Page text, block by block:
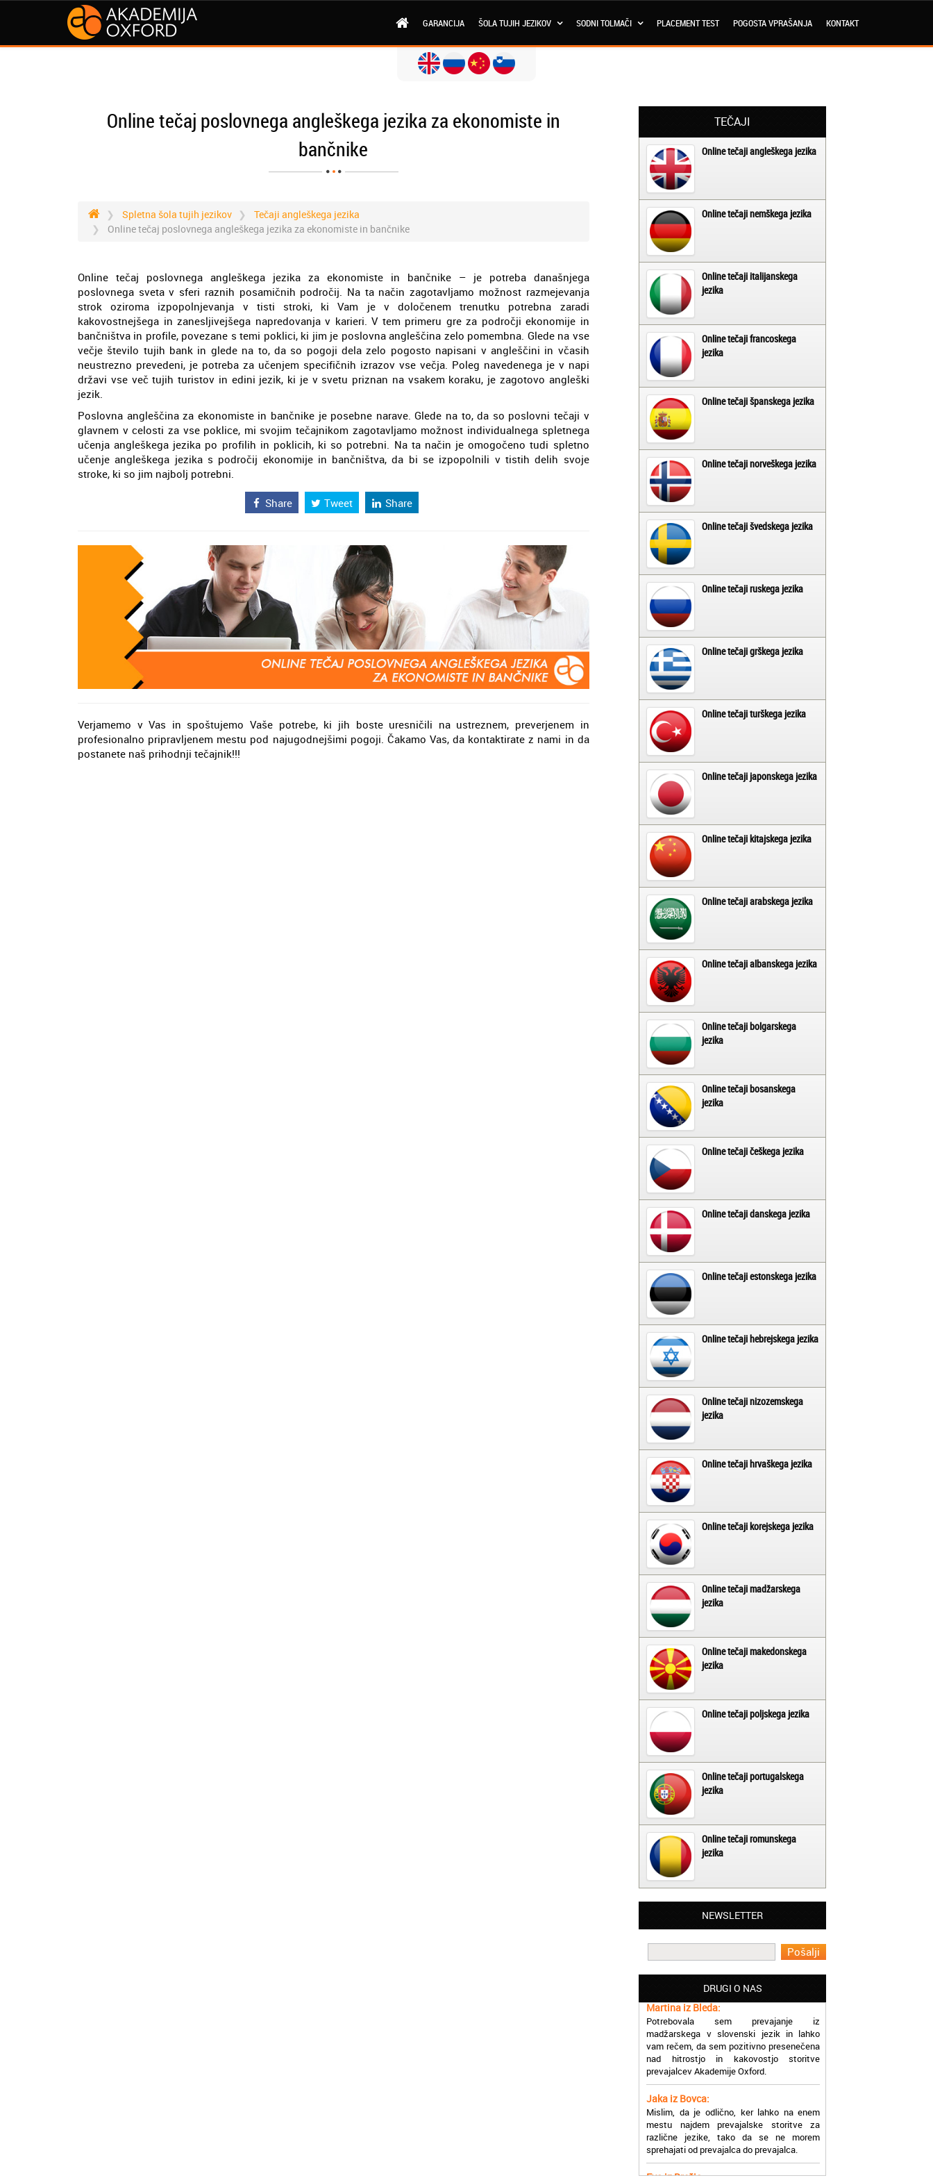
GARANCIJA ŠOLA TUJIH JEZIKOV SODNI TOLMAČI PLACEMENT TEST POGOSTA VPRAŠANJA KONTAKT
Online tečaj poslovnega angleškega jezika za ekonomiste in
bančnike
Spletna šola tujih jezikov
Tečaji angleškega jezika
Online tečaj poslovnega angleškega jezika za ekonomiste in bančnike
Online tečaj poslovnega angleškega jezika za ekonomiste in bančnike – je potreba današnjega
poslovnega sveta v sferi raznih posamičnih področij. Na ta način zagotavljamo možnost razmejevanja
strok oziroma izpopolnjevanja v tisti stroki, ki Vam je v določenem trenutku potrebna zaradi
kakovostnejšega in zanesljivejšega napredovanja v karieri. V tem primeru gre za področji ekonomije in
bančništva in profile, povezane s temi poklici, ki jim je poslovna angleščina zelo pomembna. Glede na vse
večje število tujih bank in glede na to, da so pogoji dela zelo pogosto napisani v angleščini in včasih
neustrezno prevedeni, je potreba za učenjem specifičnih izrazov vse večja. Poleg navedenega je v napi
državi vse več tujih turistov in edini jezik, ki je v svetu priznan na vsakem koraku, je zagotovo angleški
jezik.
Poslovna angleščina za ekonomiste in bančnike je posebne narave. Glede na to, da so poslovni tečaji v
glavnem v celosti za vse poklice, mi svojim tečajnikom zagotavljamo možnost individualnega spletnega
učenja angleškega jezika po profilih in poklicih, ki so potrebni. Na ta način je omogočeno tudi spletno
učenje angleškega jezika s področij ekonomije in bančništva, da bi se izpopolnili v tistih delih svoje
stroke, ki so jim najbolj potrebni.
Share Tweet Share
Verjamemo v Vas in spoštujemo Vaše potrebe, ki jih boste uresničili na ustreznem, preverjenem in
profesionalno pripravljenem mestu pod najugodnejšimi pogoji. Čakamo Vas, da kontaktirate z nami in da
postanete naš prihodnji tečajnik!!!
TEČAJI
Online tečaji angleškega jezika
Online tečaji nemškega jezika
Online tečaji italijanskega
jezika
Online tečaji francoskega
jezika
Online tečaji španskega jezika
Online tečaji norveškega jezika
Online tečaji švedskega jezika
Online tečaji ruskega jezika
Online tečaji grškega jezika
Online tečaji turškega jezika
Online tečaji japonskega jezika
Online tečaji kitajskega jezika
Online tečaji arabskega jezika
Online tečaji albanskega jezika
Online tečaji bolgarskega
jezika
Online tečaji bosanskega
jezika
Online tečaji češkega jezika
Online tečaji danskega jezika
Online tečaji estonskega jezika
Online tečaji hebrejskega jezika
Online tečaji nizozemskega
jezika
Online tečaji hrvaškega jezika
Online tečaji korejskega jezika
Online tečaji madžarskega
jezika
Online tečaji makedonskega
jezika
Online tečaji poljskega jezika
Online tečaji portugalskega
jezika
Online tečaji romunskega
jezika
NEWSLETTER
DRUGI O NAS
Matjaž iz Ajdovščine:
Lahko pohvalim vse zaposlene v Akademiji
prevajalske storitve opravljajo hitro in
učinkoviti.
Martina iz Bleda:
Potrebovala sem prevajanje iz
madžarskega v slovenski jezik in lahko
vam rečem, da sem pozitivno presenečena
nad hitrostjo in kakovostjo storitve
prevajalcev Akademije Oxford.
Jaka iz Bovca:
Mislim, da je odlično, ker lahko na enem
mestu najdem prevajalske storitve za
različne jezike, tako da se ne morem
sprehajati od prevajalca do prevajalca.
Eva iz Brežic:
Nujno sem potrebovala prevod v francoski